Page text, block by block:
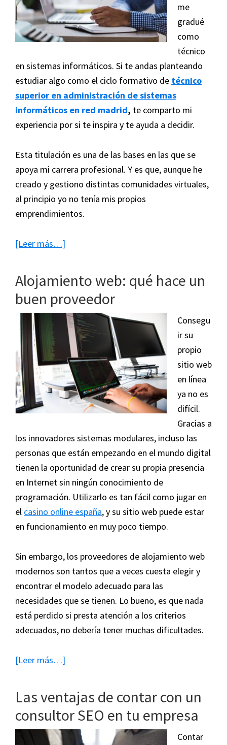
me
gradué
como
técnico
en sistemas informáticos. Si te andas planteando
estudiar algo como el ciclo formativo de técnico
superior en administración de sistemas
informáticos en red madrid, te comparto mi
experiencia por si te inspira y te ayuda a decidir.
Esta titulación es una de las bases en las que se
apoya mi carrera profesional. Y es que, aunque he
creado y gestiono distintas comunidades virtuales,
al principio yo no tenía mis propios
emprendimientos.
[Leer más…]
me
inspiró
a
trabajar
en
Internet
Alojamiento web: qué hace un
buen proveedor
Consegu
ir su
propio
sitio web
en línea
ya no es
difícil.
Gracias a
los innovadores sistemas modulares, incluso las
personas que están empezando en el mundo digital
tienen la oportunidad de crear su propia presencia
en Internet sin ningún conocimiento de
programación. Utilizarlo es tan fácil como jugar en
el casino online españa, y su sitio web puede estar
en funcionamiento en muy poco tiempo.
Sin embargo, los proveedores de alojamiento web
modernos son tantos que a veces cuesta elegir y
encontrar el modelo adecuado para las
necesidades que se tienen. Lo bueno, es que nada
está perdido si presta atención a los criterios
adecuados, no debería tener muchas dificultades.
[Leer más…]
Alojamiento
web:
qué
hace
Las ventajas de contar con un
consultor SEO en tu empresa
Contar